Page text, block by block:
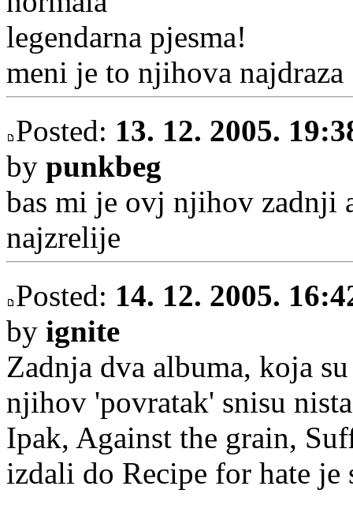
legendarna pjesma!
meni je to njihova najdraza
Posted: 13. 12. 2005.
by punkbeg
bas mi je ovj njihov zadnji
najzrelije
Posted: 14. 12. 2005.
by ignite
Zadnja dva albuma, koja
njihov 'povratak' snisu
Ipak, Against the grain,
izdali do Recipe for hate je